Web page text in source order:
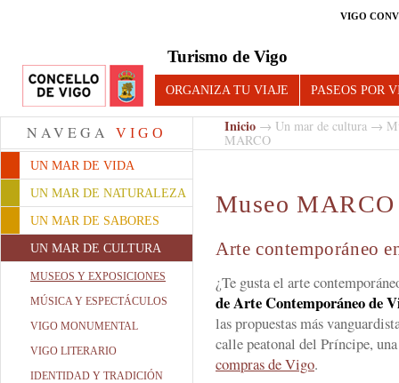
VIGO
Turismo de Vigo
ORGANIZA TU VIAJE PASEOS POR
NAVEGA VIGO
UN MAR DE VIDA
UN MAR DE NATURALEZA
UN MAR DE SABORES
UN MAR DE CULTURA
MUSEOS Y EXPOSICIONES
MÚSICA Y ESPECTÁCULOS
VIGO MONUMENTAL
VIGO LITERARIO
IDENTIDAD Y TRADICIÓN
Inicio → Un mar de cultura →
MARCO
Museo MARCO
Arte contemporáneo
¿Te gusta el arte
de Arte Contemporáneo de
las propuestas más
calle peatonal del Príncipe,
compras de Vigo.